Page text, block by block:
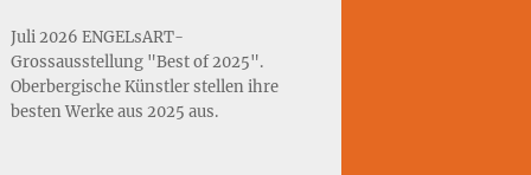
Juli 2026 ENGELsART-
Grossausstellung "Best of 2025".
Oberbergische Künstler stellen ihre
besten Werke aus 2025 aus.